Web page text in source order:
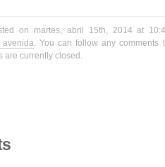
on martes, abril 15th, 2014 at
avenida . You can follow any
are currently closed.